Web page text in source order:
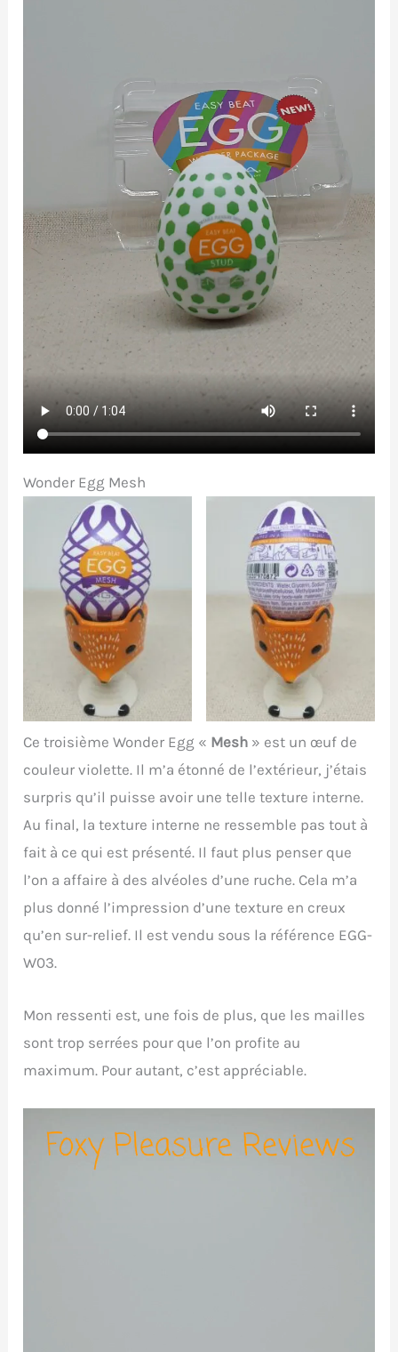
Wonder Egg Mesh
Ce troisième Wonder Egg « Mesh » est un œuf de
couleur violette. Il m’a étonné de l’extérieur, j’étais
surpris qu’il puisse avoir une telle texture interne.
Au final, la texture interne ne ressemble pas tout à
fait à ce qui est présenté. Il faut plus penser que
l’on a affaire à des alvéoles d’une ruche. Cela m’a
plus donné l’impression d’une texture en creux
qu’en sur-relief. Il est vendu sous la référence EGG-
W03.
Mon ressenti est, une fois de plus, que les mailles
sont trop serrées pour que l’on profite au
maximum. Pour autant, c’est appréciable.